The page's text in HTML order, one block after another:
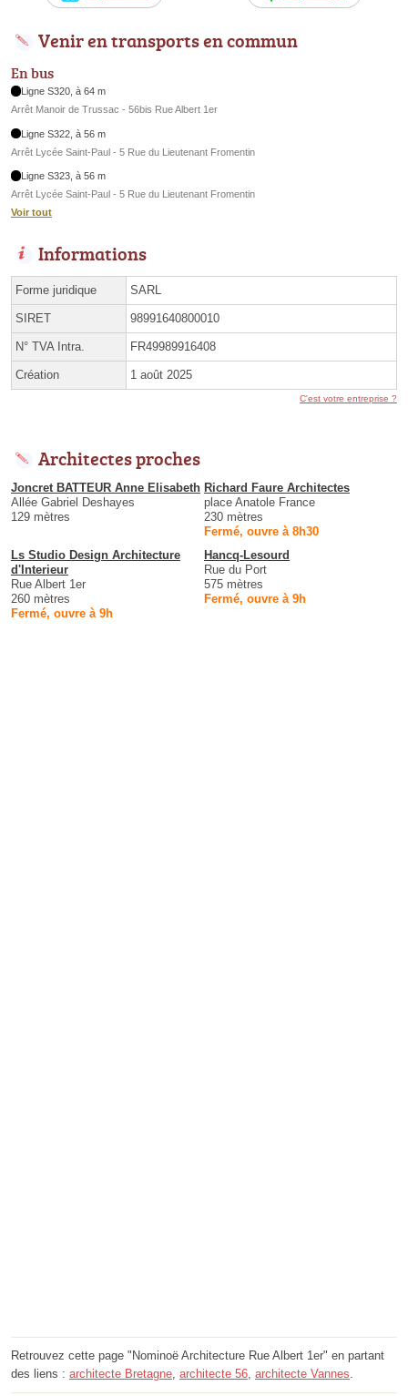
Venir en transports en commun
En bus
Ligne S320, à 64 m
Arrêt Manoir de Trussac - 56bis Rue Albert 1er
Ligne S322, à 56 m
Arrêt Lycée Saint-Paul - 5 Rue du Lieutenant Fromentin
Ligne S323, à 56 m
Arrêt Lycée Saint-Paul - 5 Rue du Lieutenant Fromentin
Voir tout
Informations
Forme juridique SARL
SIRET 98991640800010
N° TVA Intra. FR49989916408
Création 1 août 2025
C'est votre entreprise ?
Architectes proches
Joncret BATTEUR Anne Elisabeth
Allée Gabriel Deshayes
129 mètres
Richard Faure Architectes
place Anatole France
230 mètres
Fermé, ouvre à 8h30
Ls Studio Design Architecture
d'Interieur
Rue Albert 1er
260 mètres
Fermé, ouvre à 9h
Hancq-Lesourd
Rue du Port
575 mètres
Fermé, ouvre à 9h
Retrouvez cette page "Nominoë Architecture Rue Albert 1er" en partant
des liens : architecte Bretagne, architecte 56, architecte Vannes.